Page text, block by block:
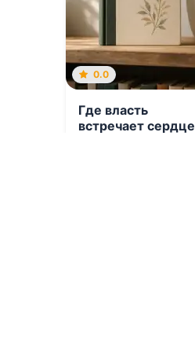
0.0
Где власть
встречает сердце